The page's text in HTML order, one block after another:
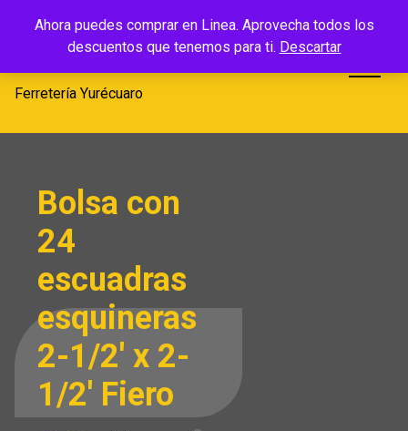
Ahora puedes comprar en Linea. Aprovecha todos los
descuentos que tenemos para ti. Descartar
Ferretería
Yurécuaro
Ferretería Yurécuaro
Bolsa con
24
escuadras
esquineras
2-1/2′ x 2-
1/2′ Fiero